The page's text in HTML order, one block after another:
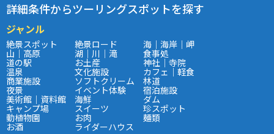
詳細条件からツーリングスポットを探す
ジャンル
絶景スポット 絶景ロード 海｜海岸｜岬
山｜高原 湖｜川｜滝 食事処
道の駅 お土産 神社｜寺院
温泉 文化施設 カフェ｜軽食
商業施設 ソフトクリーム 林道
夜景 イベント体験 宿泊施設
美術館｜資料館 海鮮 ダム
キャンプ場 スイーツ 珍スポット
動植物園 お肉 麺類
お酒 ライダーハウス